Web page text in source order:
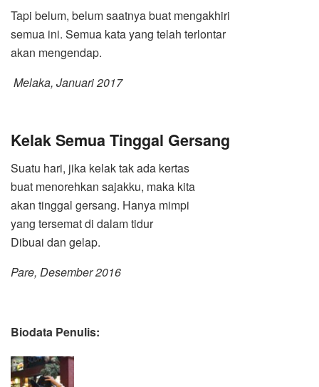
Tapi belum, belum saatnya buat mengakhiri
semua ini. Semua kata yang telah terlontar
akan mengendap.
Melaka, Januari 2017
Kelak Semua Tinggal Gersang
Suatu hari, jika kelak tak ada kertas
buat menorehkan sajakku, maka kita
akan tinggal gersang. Hanya mimpi
yang tersemat di dalam tidur
Dibuai dan gelap.
Pare, Desember 2016
Biodata Penulis: